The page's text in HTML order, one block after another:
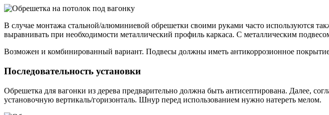
В случае монтажа стальной/алюминиевой обрешетки своими руками часто используются
выравнивать при необходимости металлический профиль каркаса. С металлическим
Возможен и комбинированный вариант. Подвесы должны иметь антикоррозионное
Последовательность установки
Обрешетка для вагонки из дерева предварительно должна быть антисептирована. Далее,
установочную вертикаль/горизонталь. Шнур перед использованием нужно натереть мелом.